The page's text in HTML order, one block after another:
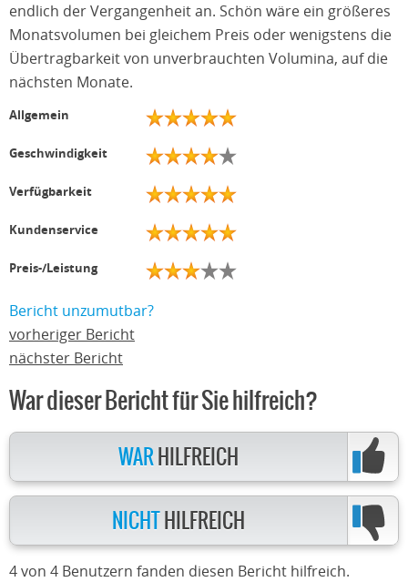
endlich der Vergangenheit an. Schön wäre ein größeres
Monatsvolumen bei gleichem Preis oder wenigstens die
Übertragbarkeit von unverbrauchten Volumina, auf die
nächsten Monate.
Allgemein
Geschwindigkeit
Verfügbarkeit
Kundenservice
Preis-/Leistung
Bericht unzumutbar?
vorheriger Bericht
nächster Bericht
War dieser Bericht für Sie hilfreich?
WAR HILFREICH
NICHT HILFREICH
4 von 4 Benutzern fanden diesen Bericht hilfreich.